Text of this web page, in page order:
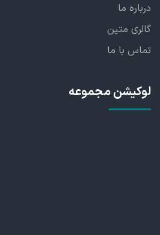
درباره ما
گالری متین
تماس با ما
لوکیشن مجموعه